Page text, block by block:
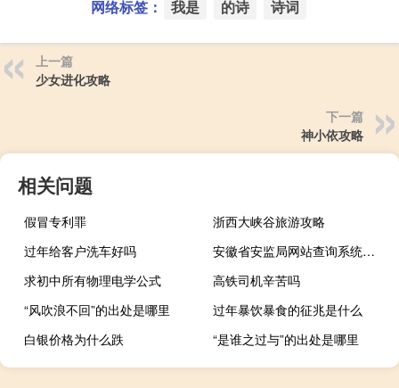
网络标签： 我是 的诗 诗词
上一篇
少女进化攻略
下一篇
神小依攻略
相关问题
假冒专利罪
浙西大峡谷旅游攻略
过年给客户洗车好吗
安徽省安监局网站查询系统（安徽省安监局网站证件查询）
求初中所有物理电学公式
高铁司机辛苦吗
“风吹浪不回”的出处是哪里
过年暴饮暴食的征兆是什么
白银价格为什么跌
“是谁之过与”的出处是哪里